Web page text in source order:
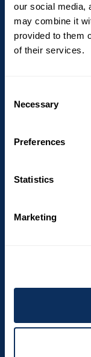
our social media,
may combine it
provided to them
of their services.
Selection
Necessary
Preferences
Statistics
Marketing
Afrique du Sud
République
Corée du Sud
Dubaï
Île Maurice
Par téléphone
(+352) 28 32 6